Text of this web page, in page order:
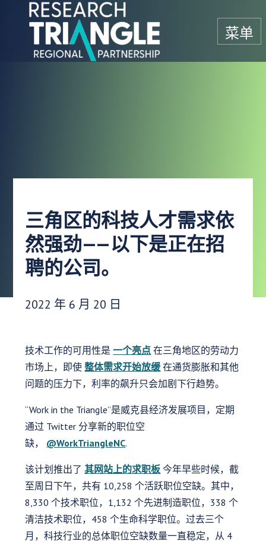
跳至内容
菜单
三角区的科技人才需求依
然强劲——以下是正在招
聘的公司。
发布日期：
2022 年 6 月 20 日
技术工作的可用性是一个亮点 在三角地区的劳动力
市场上，即使整体需求开始放缓 在通货膨胀和其他
问题的压力下，利率的飙升只会加剧下行趋势。
“Work in the Triangle”是威克县经济发展项目，定期
通过 Twitter 分享新的职位空
缺， @WorkTriangleNC.
该计划推出了其网站上的求职板 今年早些时候，截
至周日下午，共有 10,258 个活跃职位空缺。其中，
8,330 个技术职位，1,132 个先进制造职位，338 个
清洁技术职位，458 个生命科学职位。过去三个
月，科技行业的总体职位空缺数量一直稳定，从 4